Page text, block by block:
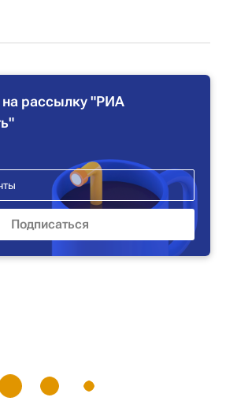
рассылку "РИА